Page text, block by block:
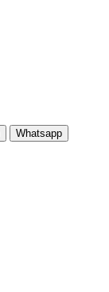
Whatsapp